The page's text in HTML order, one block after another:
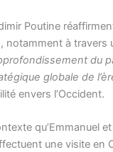
Poutine
, notamment à travers
du
globale de
envers l’Occident.
qu’Emmanuel
une visite en